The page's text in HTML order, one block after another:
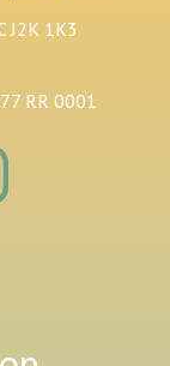
J2K 1K3
RR 0001